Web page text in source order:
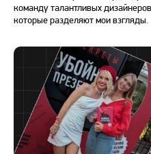
команду талантливых
которые разделяют мои взгляды.